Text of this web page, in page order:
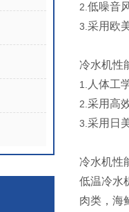
2. 低噪音
3. 采用欧
冷水机性
1. 人体工
2. 采用高
3. 采用日
冷水机性
低温冷水
肉类，海